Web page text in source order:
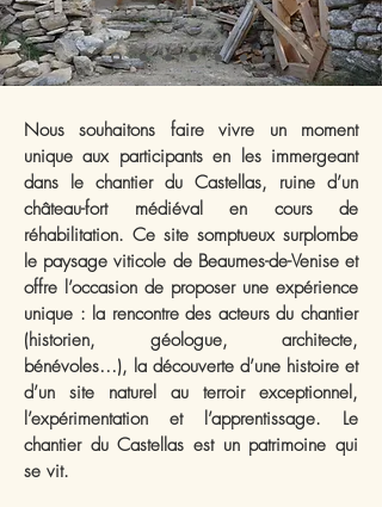
Nous souhaitons faire vivre un moment
unique aux participants en les immergeant
dans le chantier du Castellas, ruine d’un
château-fort médiéval en cours de
réhabilitation. Ce site somptueux surplombe
le paysage viticole de Beaumes-de-Venise et
offre l’occasion de proposer une expérience
unique : la rencontre des acteurs du chantier
(historien, géologue, architecte,
bénévoles…), la découverte d’une histoire et
d’un site naturel au terroir exceptionnel,
l’expérimentation et l’apprentissage. Le
chantier du Castellas est un patrimoine qui
se vit.